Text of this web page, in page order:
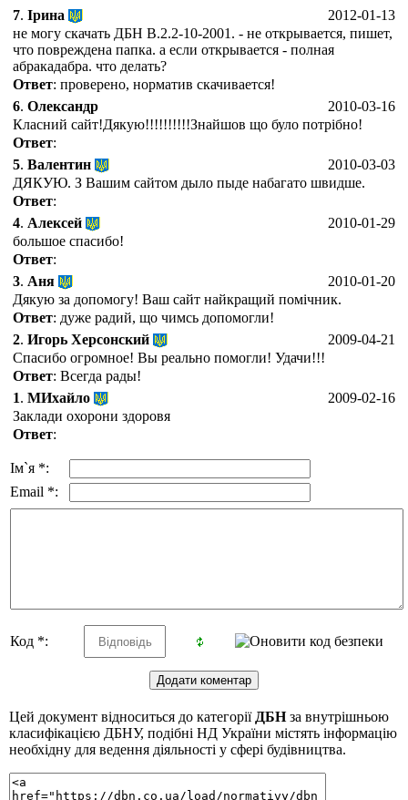
2012-01-13
7. Ірина
не могу скачать ДБН В.2.2-10-2001. - не открывается, пишет,
что повреждена папка. а если открывается - полная
абракадабра. что делать?
Ответ: проверено, норматив скачивается!
2010-03-16
6. Олександр
Класний сайт!Дякую!!!!!!!!!!Знайшов що було потрібно!
Ответ:
2010-03-03
5. Валентин
ДЯКУЮ. З Вашим сайтом дыло пыде набагато швидше.
Ответ:
2010-01-29
4. Алексей
большое спасибо!
Ответ:
2010-01-20
3. Аня
Дякую за допомогу! Ваш сайт найкращий помічник.
Ответ: дуже радий, що чимсь допомогли!
2009-04-21
2. Игорь Херсонский
Спасибо огромное! Вы реально помогли! Удачи!!!
Ответ: Всегда рады!
2009-02-16
1. МИхайло
Заклади охорони здоровя
Ответ:
Ім`я *:
Email *:
Код *:
Цей документ відноситься до категорії ДБНза внутрішньою
класифікацією ДБНУ, подібні НД України містять інформацію
необхідну для ведення діяльності у сфері будівництва.